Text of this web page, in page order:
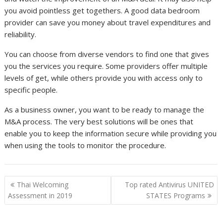
you avoid pointless get togethers. A good data bedroom
provider can save you money about travel expenditures and
reliability.
You can choose from diverse vendors to find one that gives
you the services you require. Some providers offer multiple
levels of get, while others provide you with access only to
specific people.
As a business owner, you want to be ready to manage the
M&A process. The very best solutions will be ones that
enable you to keep the information secure while providing you
when using the tools to monitor the procedure.
P
o
Thai Welcoming
Assessment in 2019
Top rated Antivirus UNITED
STATES Programs